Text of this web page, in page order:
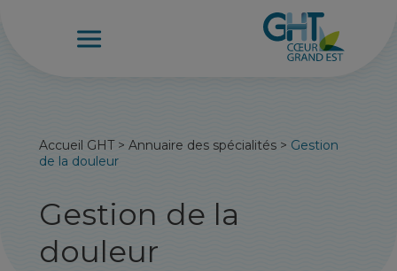
Accueil GHT>Annuaire des spécialités > Gestion
de la douleur
Gestion de la
douleur